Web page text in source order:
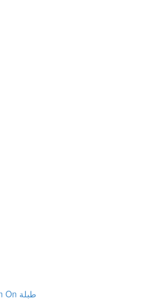
مقطع (المبتدئين) Drum On طبلة